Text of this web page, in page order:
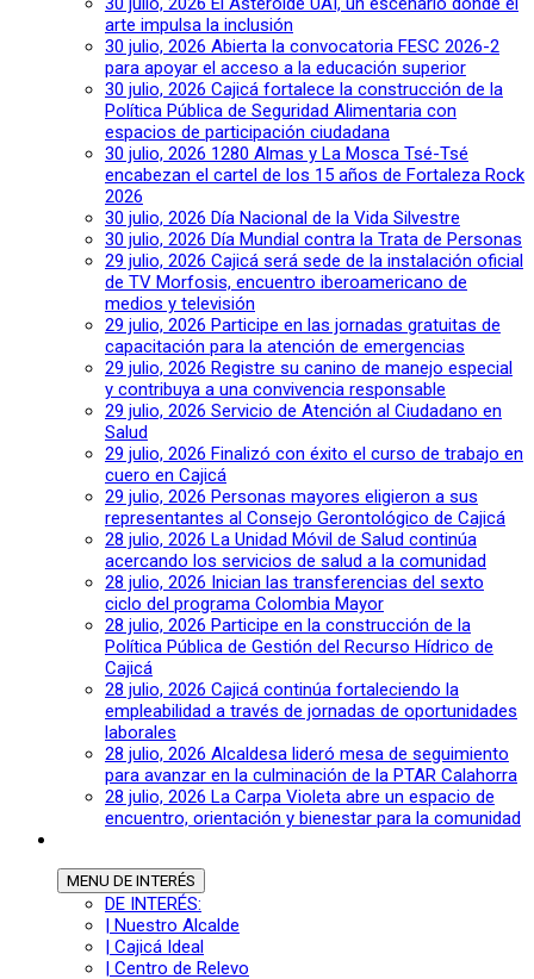
arte impulsa la inclusión
30 julio, 2026 Abierta la convocatoria FESC 2026-2
para apoyar el acceso a la educación superior
30 julio, 2026 Cajicá fortalece la construcción de la
Política Pública de Seguridad Alimentaria con
espacios de participación ciudadana
30 julio, 2026 1280 Almas y La Mosca Tsé-Tsé
encabezan el cartel de los 15 años de Fortaleza Rock
2026
30 julio, 2026 Día Nacional de la Vida Silvestre
30 julio, 2026 Día Mundial contra la Trata de Personas
29 julio, 2026 Cajicá será sede de la instalación oficial
de TV Morfosis, encuentro iberoamericano de
medios y televisión
29 julio, 2026 Participe en las jornadas gratuitas de
capacitación para la atención de emergencias
29 julio, 2026 Registre su canino de manejo especial
y contribuya a una convivencia responsable
29 julio, 2026 Servicio de Atención al Ciudadano en
Salud
29 julio, 2026 Finalizó con éxito el curso de trabajo en
cuero en Cajicá
29 julio, 2026 Personas mayores eligieron a sus
representantes al Consejo Gerontológico de Cajicá
28 julio, 2026 La Unidad Móvil de Salud continúa
acercando los servicios de salud a la comunidad
28 julio, 2026 Inician las transferencias del sexto
ciclo del programa Colombia Mayor
28 julio, 2026 Participe en la construcción de la
Política Pública de Gestión del Recurso Hídrico de
Cajicá
28 julio, 2026 Cajicá continúa fortaleciendo la
empleabilidad a través de jornadas de oportunidades
laborales
28 julio, 2026 Alcaldesa lideró mesa de seguimiento
para avanzar en la culminación de la PTAR Calahorra
28 julio, 2026 La Carpa Violeta abre un espacio de
encuentro, orientación y bienestar para la comunidad
MENU DE INTERÉS
DE INTERÉS:
| Nuestro Alcalde
| Cajicá Ideal
| Centro de Relevo